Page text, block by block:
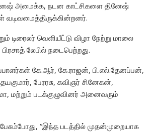
அமைக்க, நடன காட்சிகளை தினேஷ்
வடிவமைத்திருக்கின்றனர்.
டிரைலர் வெளியீட்டு விழா நேற்று மாலை
லேபில் நடைபெற்றது.
கே.ஆர், கே.ராஜன், பி.எல்.தேனப்பன்,
பேரரசு, கவிஞர் சினேகன்,
மற்றும் படக்குழுவினர் அனைவரும்
“இந்த படத்தில் முதன்முறையாக